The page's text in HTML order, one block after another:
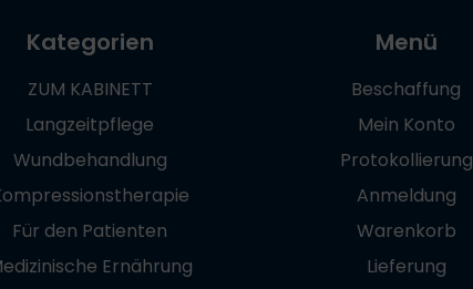
Kategorien
ZUM KABINETT
Langzeitpflege
Wundbehandlung
Für den Patienten
Ernährung
Menü
Beschaffung
Mein Konto
Protokollierung
Anmeldung
Warenkorb
Lieferung